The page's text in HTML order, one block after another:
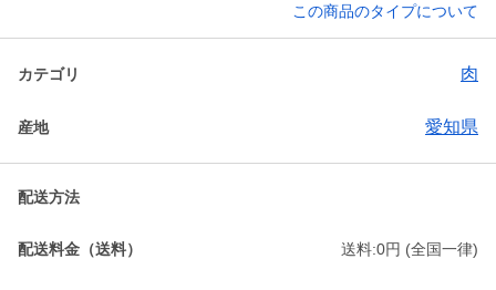
この商品のタイプについて
カテゴリ 肉
産地 愛知県
配送方法
配送料金（送料） 送料:0円 (全国一律)